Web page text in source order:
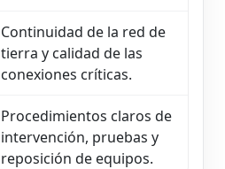
Continuidad de la red de
tierra y calidad de las
conexiones críticas.
Procedimientos claros de
intervención, pruebas y
reposición de equipos.